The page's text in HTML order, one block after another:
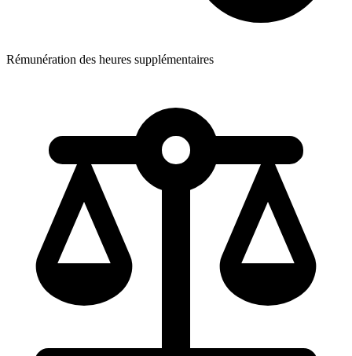
Rémunération des heures supplémentaires